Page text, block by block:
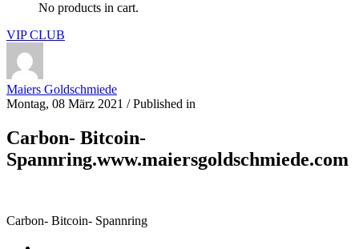
No products in cart.
VIP CLUB
Maiers Goldschmiede
Montag, 08 März 2021 /Published in
Carbon- Bitcoin-
Spannring.www.maiersgoldschmiede.com
Carbon- Bitcoin- Spannring